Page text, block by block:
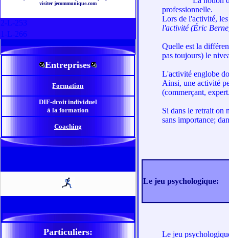
visiter jecommunique.com
2-L-253
1-L-266
Entreprises
Formation
DIF-droit individuel
à la formation
Coaching
Particuliers:
professionnelle.
Lors de l'activité, le
l'activité (Éric
Quelle est la
pas toujours) le
L'activité englobe
Ainsi, une activité
(commerçant,
Si dans le retrait on
sans importance;
Le jeu psychologique:
Le jeu